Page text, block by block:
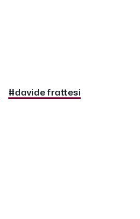
#davide frattesi